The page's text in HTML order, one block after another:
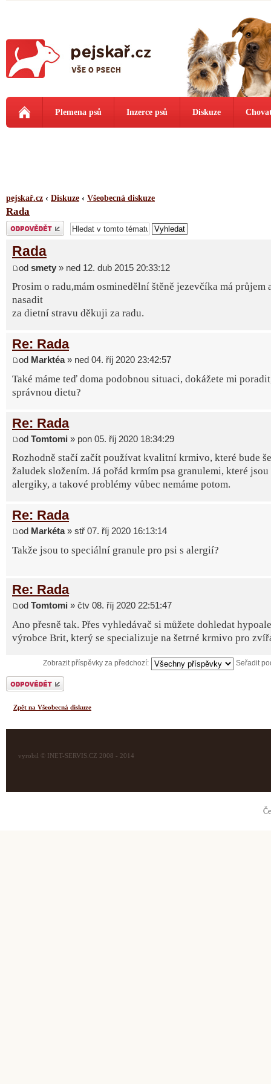
Plemena psů Inzerce psů Diskuze
pejskař.cz ‹ Diskuze ‹ Všeobecná diskuze
Rada
Odeslat odpověď
Rada
od smety » ned 12. dub 2015 20:33:12
Prosim o radu,mám osminedělní štěně jezevčíka má průjem
nasadit
za dietní stravu děkuji za radu.
Re: Rada
od Marktéa» ned 04. říj 2020 23:42:57
Také máme teď doma podobnou situaci, dokážete mi
správnou dietu?
Re: Rada
od Tomtomi » pon 05. říj 2020 18:34:29
Rozhodně stačí začít používat kvalitní krmivo, které bude
žaludek složením. Já pořád krmím psa granulemi, které
alergiky, a takové problémy vůbec nemáme potom.
Re: Rada
od Markéta» stř 07. říj 2020 16:13:14
Takže jsou to speciální granule pro psi s alergií?
Re: Rada
od Tomtomi » čtv 08. říj 2020 22:51:47
Ano přesně tak. Přes vyhledávač si můžete dohledat
výrobce Brit, který se specializuje na šetrné krmivo pro
Zobrazit příspěvky za předchozí: Seřadit
Odeslat odpověď
Zpět na Všeobecná diskuze
vyrobil © INET-SERVIS.CZ 2008 - 2014